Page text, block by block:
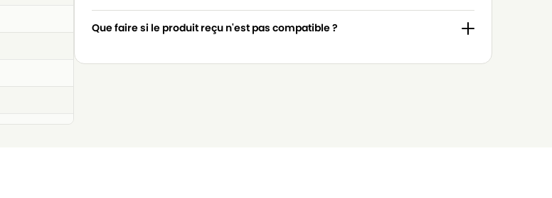
Que faire si le produit reçu n'est pas compatible ?